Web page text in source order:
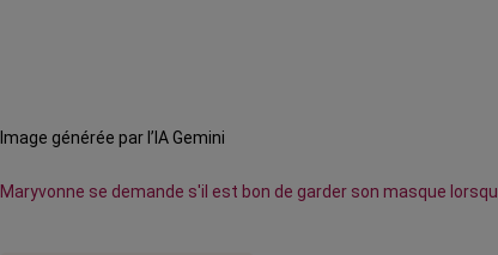
Image générée par l’IA Gemini
Maryvonne se demande s'il est bon de garder son masque